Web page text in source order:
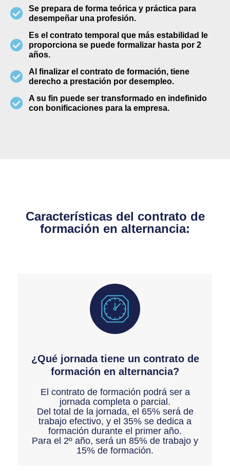
Se prepara de forma teórica y práctica para
desempeñar una profesión.
Es el contrato temporal que más estabilidad le
proporciona se puede formalizar hasta por 2
años.
Al finalizar el contrato de formación, tiene
derecho a prestación por desempleo.
A su fin puede ser transformado en indefinido
con bonificaciones para la empresa.
Características del contrato de
formación en alternancia:
¿Qué jornada tiene un contrato de
formación en alternancia?
El contrato de formación podrá ser a
jornada completa o parcial.
Del total de la jornada, el 65% será de
trabajo efectivo, y el 35% se dedica a
formación durante el primer año.
Para el 2º año, será un 85% de trabajo y
15% de formación.